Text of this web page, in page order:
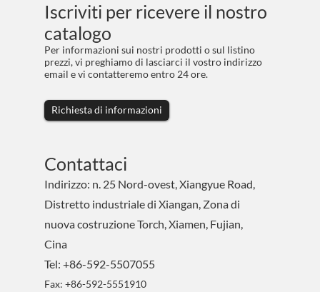
Iscriviti per ricevere il nostro
catalogo
Per informazioni sui nostri prodotti o sul listino
prezzi, vi preghiamo di lasciarci il vostro indirizzo
email e vi contatteremo entro 24 ore.
Richiesta di informazioni
Contattaci
Indirizzo: n. 25 Nord-ovest, Xiangyue Road,
Distretto industriale di Xiangan, Zona di
nuova costruzione Torch, Xiamen, Fujian,
Cina
Tel: +86-592-5507055
Fax: +86-592-5551910